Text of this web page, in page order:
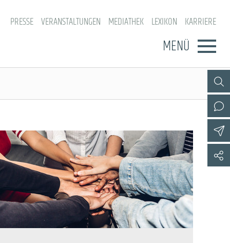
PRESSE VERANSTALTUNGEN MEDIATHEK LEXIKON KARRIERE
MENÜ